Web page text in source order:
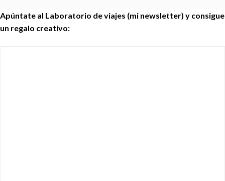
Apúntate al Laboratorio de viajes (mi newsletter) y consigue
un regalo creativo: